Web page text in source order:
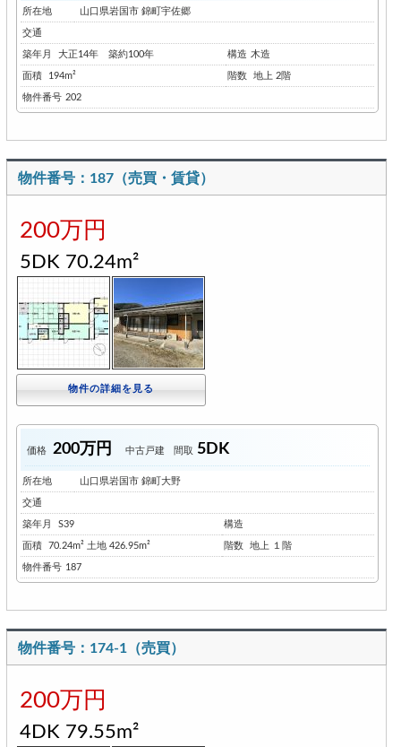
所在地 山口県岩国市 錦町宇佐郷
交通
築年月 大正14年 築約100年 構造 木造
面積 194m² 階数 地上 2階
物件番号 202
物件番号：187（売買・賃貸）
200万円
5DK 70.24m²
物件の詳細を見る
価格 200万円 中古戸建 間取 5DK
所在地 山口県岩国市 錦町大野
交通
築年月 S39 構造
面積 70.24m² 土地 426.95m² 階数 地上 １階
物件番号 187
物件番号：174-1（売買）
200万円
4DK 79.55m²